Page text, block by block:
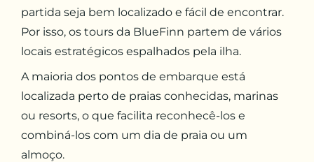
partida seja bem localizado e fácil de encontrar.
Por isso, os tours da BlueFinn partem de vários
locais estratégicos espalhados pela ilha.
A maioria dos pontos de embarque está
localizada perto de praias conhecidas, marinas
ou resorts, o que facilita reconhecê-los e
combiná-los com um dia de praia ou um
almoço.